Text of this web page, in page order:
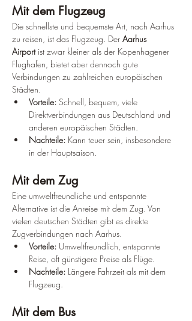
Mit dem Flugzeug
Die schnellste und bequemste Art, nach Aarhus
zu reisen, ist das Flugzeug. Der Aarhus
Airport ist zwar kleiner als der Kopenhagener
Flughafen, bietet aber dennoch gute
Verbindungen zu zahlreichen europäischen
Städten.
Vorteile: Schnell, bequem, viele
Direktverbindungen aus Deutschland und
anderen europäischen Städten.
Nachteile: Kann teuer sein, insbesondere
in der Hauptsaison.
Mit dem Zug
Eine umweltfreundliche und entspannte
Alternative ist die Anreise mit dem Zug. Von
vielen deutschen Städten gibt es direkte
Zugverbindungen nach Aarhus.
Vorteile: Umweltfreundlich, entspannte
Reise, oft günstigere Preise als Flüge.
Nachteile: Längere Fahrzeit als mit dem
Flugzeug.
Mit dem Bus